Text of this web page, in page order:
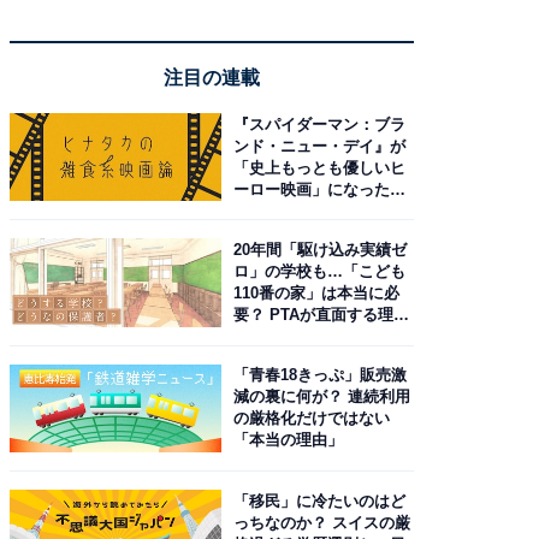
注目の連載
『スパイダーマン：ブラ
ンド・ニュー・デイ』が
「史上もっとも優しいヒ
ーロー映画」になった理
20年間「駆け込み実績ゼ
ロ」の学校も…「こども
110番の家」は本当に必
要？ PTAが直面する理想
「青春18きっぷ」販売激
減の裏に何が？ 連続利用
の厳格化だけではない
「本当の理由」
「移民」に冷たいのはど
っちなのか？ スイスの厳